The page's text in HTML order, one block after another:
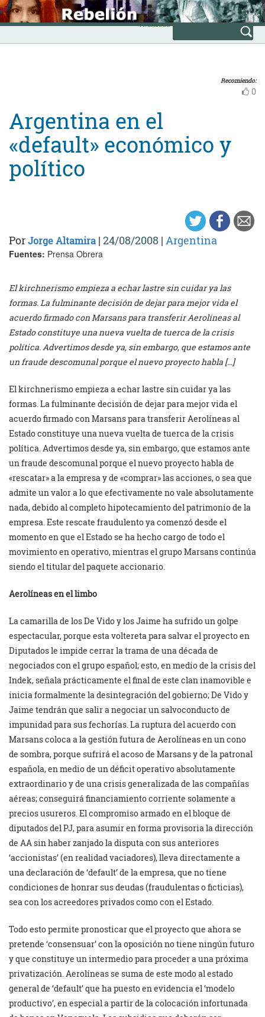
Skip
to
content
INICIO
Avanzada
Recomiendo:
0
Argentina en el
«default» económico y
político
PorJorge Altamira | 24/08/2008 | Argentina
Fuentes: Prensa Obrera
El kirchnerismo empieza a echar lastre sin cuidar ya las
formas. La fulminante decisión de dejar para mejor vida el
acuerdo firmado con Marsans para transferir Aerolíneas al
Estado constituye una nueva vuelta de tuerca de la crisis
política. Advertimos desde ya, sin embargo, que estamos ante
un fraude descomunal porque el nuevo proyecto habla […]
El kirchnerismo empieza a echar lastre sin cuidar ya las
formas. La fulminante decisión de dejar para mejor vida el
acuerdo firmado con Marsans para transferir Aerolíneas al
Estado constituye una nueva vuelta de tuerca de la crisis
política. Advertimos desde ya, sin embargo, que estamos ante
un fraude descomunal porque el nuevo proyecto habla de
«rescatar» a la empresa y de «comprar» las acciones, o sea que
admite un valor a lo que efectivamente no vale absolutamente
nada, debido al completo hipotecamiento del patrimonio de la
empresa. Este rescate fraudulento ya comenzó desde el
momento en que el Estado se ha hecho cargo de todo el
movimiento en operativo, mientras el grupo Marsans continúa
siendo el titular del paquete accionario.
Aerolíneas en el limbo
La camarilla de los De Vido y los Jaime ha sufrido un golpe
espectacular, porque esta voltereta para salvar el proyecto en
Diputados le impide cerrar la trama de una década de
negociados con el grupo español; esto, en medio de la crisis del
Indek, señala prácticamente el final de este clan inamovible e
inicia formalmente la desintegración del gobierno; De Vido y
Jaime tendrán que salir a negociar un salvoconducto de
impunidad para sus fechorías. La ruptura del acuerdo con
Marsans coloca a la gestión futura de Aerolíneas en un cono
de sombra, porque sufrirá el acoso de Marsans y de la patronal
española, en medio de un déficit operativo absolutamente
extraordinario y de una crisis generalizada de las compañías
aéreas; conseguirá financiamiento corriente solamente a
precios usureros. El compromiso armado en el bloque de
diputados del PJ, para asumir en forma provisoria la dirección
de AA sin haber zanjado la disputa con sus anteriores
‘accionistas’ (en realidad vaciadores), lleva directamente a
una declaración de ‘default’ de la empresa, que no tiene
condiciones de honrar sus deudas (fraudulentas o ficticias),
sea con los acreedores privados como con el Estado.
Todo esto permite pronosticar que el proyecto que ahora se
pretende ‘consensuar’ con la oposición no tiene ningún futuro
y que constituye un intermedio para proceder a una próxima
privatización. Aerolíneas se suma de este modo al estado
general de ‘default’ que ha puesto en evidencia el ‘modelo
productivo’, en especial a partir de la colocación infortunada